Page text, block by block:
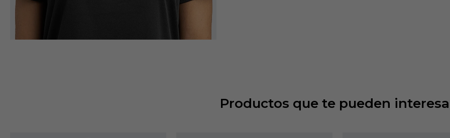
Productos que te pueden